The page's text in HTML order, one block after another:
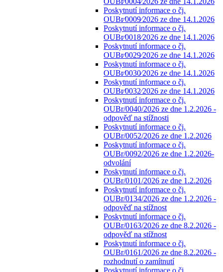
Poskytnutí informace o čj.
OUBr⁄0009⁄2026 ze dne 14.1.2026
Poskytnutí informace o čj.
OUBr⁄0018⁄2026 ze dne 14.1.2026
Poskytnutí informace o čj.
OUBr⁄0029⁄2026 ze dne 14.1.2026
Poskytnutí informace o čj.
OUBr⁄0030⁄2026 ze dne 14.1.2026
Poskytnutí informace o čj.
OUBr⁄0032⁄2026 ze dne 14.1.2026
Poskytnutí informace o čj.
OUBr/0040/2026 ze dne 1.2.2026 -
odpověď na stížnosti
Poskytnutí informace o čj.
OUBr/0052/2026 ze dne 1.2.2026
Poskytnutí informace o čj.
OUBr/0092/2026 ze dne 1.2.2026-
odvolání
Poskytnutí informace o čj.
OUBr/0101/2026 ze dne 1.2.2026
Poskytnutí informace o čj.
OUBr/0134/2026 ze dne 1.2.2026 -
odpověď na stížnost
Poskytnutí informace o čj.
OUBr/0163/2026 ze dne 8.2.2026 -
odpověď na stížnost
Poskytnutí informace o čj.
OUBr/0161/2026 ze dne 8.2.2026 -
rozhodnutí o zamítnutí
Poskytnutí informace o čj.